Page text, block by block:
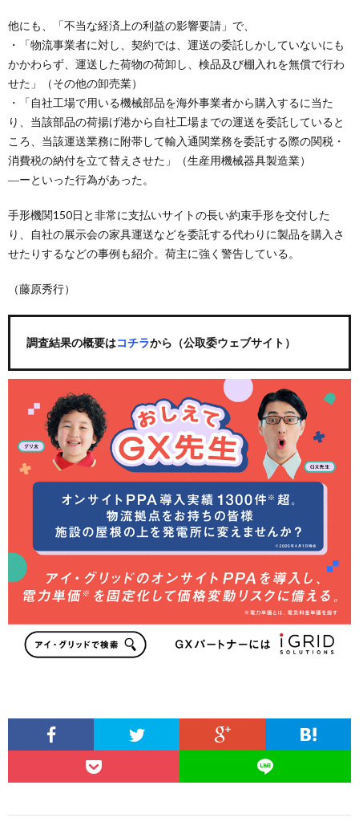
他にも、「不当な経済上の利益の影響要請」で、
・「物流事業者に対し、契約では、運送の委託しかしていないにも
かかわらず、運送した荷物の荷卸し、検品及び棚入れを無償で行わ
せた」（その他の卸売業）
・「自社工場で用いる機械部品を海外事業者から購入するに当た
り、当該部品の荷揚げ港から自社工場までの運送を委託していると
ころ、当該運送業務に附帯して輸入通関業務を委託する際の関税・
消費税の納付を立て替えさせた」（生産用機械器具製造業）
―ーといった行為があった。
手形機関150日と非常に支払いサイトの長い約束手形を交付した
り、自社の展示会の家具運送などを委託する代わりに製品を購入さ
せたりするなどの事例も紹介。荷主に強く警告している。
（藤原秀行）
調査結果の概要はコチラから（公取委ウェブサイト）